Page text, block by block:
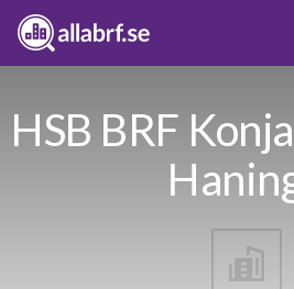
HSB BRF